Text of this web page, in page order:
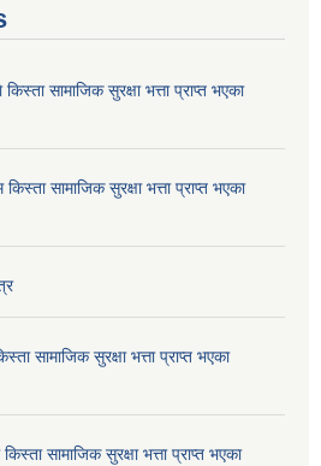
सामाजिक सुरक्षा भत्ता प्राप्त भएका
सामाजिक सुरक्षा भत्ता प्राप्त भएका
सामाजिक सुरक्षा भत्ता प्राप्त भएका
सामाजिक सुरक्षा भत्ता प्राप्त भएका